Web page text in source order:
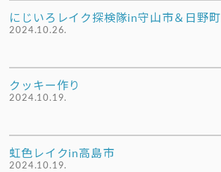
にじいろレイク探検隊in守山市＆日野町
2024.10.26.
クッキー作り
2024.10.19.
虹色レイクin高島市
2024.10.19.